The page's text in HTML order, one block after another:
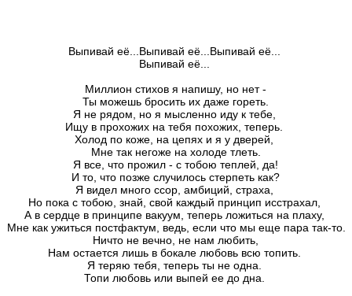
Выпивай её...Выпивай её...Выпивай её...
Выпивай её...
Миллион стихов я напишу, но нет -
Ты можешь бросить их даже гореть.
Я не рядом, но я мысленно иду к тебе,
Ищу в прохожих на тебя похожих, теперь.
Холод по коже, на цепях и я у дверей,
Мне так негоже на холоде тлеть.
Я все, что прожил - с тобою теплей, да!
И то, что позже случилось стерпеть как?
Я видел много ссор, амбиций, страха,
Но пока с тобою, знай, свой каждый принцип исстрахал,
А в сердце в принципе вакуум, теперь ложиться на плаху,
Мне как ужиться постфактум, ведь, если что мы еще пара так-то.
Ничто не вечно, не нам любить,
Нам остается лишь в бокале любовь всю топить.
Я теряю тебя, теперь ты не одна.
Топи любовь или выпей ее до дна.